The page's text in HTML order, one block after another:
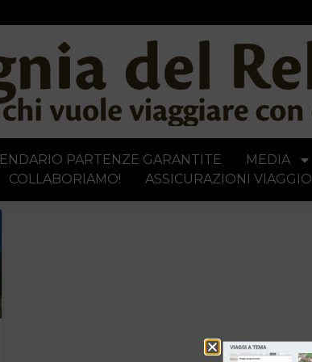
PARTENZE GARANTITE MEDIA
COLLABORIAMO! ASSICURAZIONI VIAGGIO